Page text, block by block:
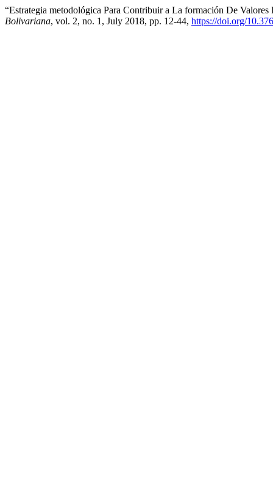
“Estrategia metodológica Para Contribuir a La formación De
Bolivariana, vol. 2, no. 1, July 2018, pp. 12-44, https://doi.org/